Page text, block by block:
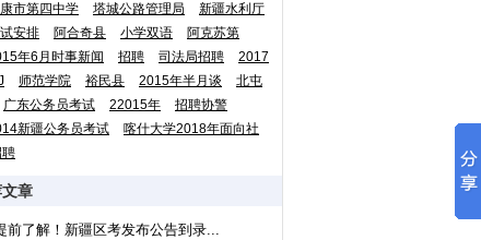
市第四中学 塔城公路管理局
新疆水利厅
安排
阿合奇县 小学双语
阿克苏第
年6月时事新闻
招聘 司法局招聘
2017
师范学院 裕民县 2015年半月谈
北屯
广东公务员考试 22015年
招聘协警
新疆公务员考试
喀什大学2018年面向社
章
前了解！新疆区考发布公告到录...